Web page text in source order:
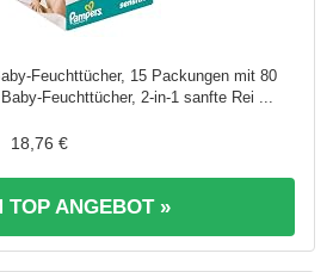
Feuchttücher, 15 Packungen mit 80
Feuchttücher, 2-in-1 sanfte Rei ...
18,76 €
TOP ANGEBOT »